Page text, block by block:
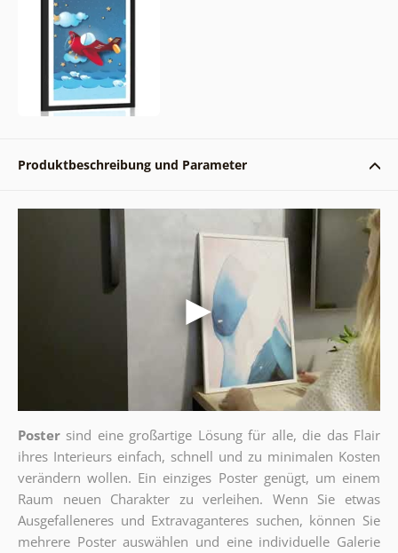
Produktbeschreibung und Parameter
Poster sind eine großartige Lösung für alle, die das Flair
ihres Interieurs einfach, schnell und zu minimalen Kosten
verändern wollen. Ein einziges Poster genügt, um einem
Raum neuen Charakter zu verleihen. Wenn Sie etwas
Ausgefalleneres und Extravaganteres suchen, können Sie
mehrere Poster auswählen und eine individuelle Galerie